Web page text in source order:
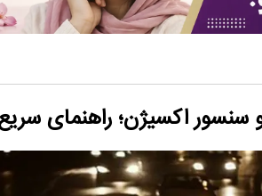
سنسور اکسیژن؛ راهنمای